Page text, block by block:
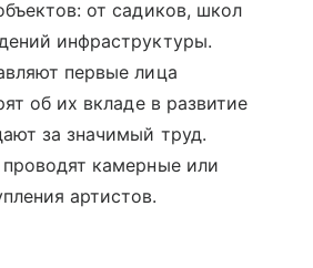
от садиков, школ
инфраструктуры.
первые лица
об их вкладе в развитие
за значимый труд.
камерные или
артистов.